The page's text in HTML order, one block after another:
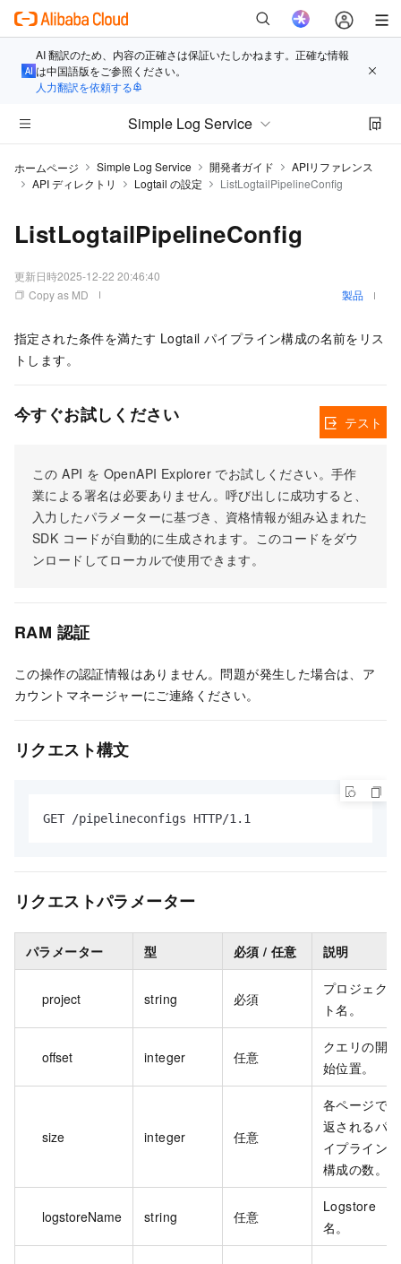
AI 翻訳のため、内容の正確さは保証いたしかねます。正確な情報
は中国語版をご参照ください。
人力翻訳を依頼する
Simple Log Service
ホームページ Simple Log Service 開発者ガイド
APIリファレンス
API ディレクトリ
Logtail の設定 ListLogtailPipelineConfig
ListLogtailPipelineConfig
更新日時2025-12-22 20:46:40
Copy as MD
製品
指定された条件を満たす Logtail パイプライン構成の名前をリス
トします。
今すぐお試しください
この API を OpenAPI Explorer でお試しください。手作
業による署名は必要ありません。呼び出しに成功すると、
入力したパラメーターに基づき、資格情報が組み込まれた
SDK コードが自動的に生成されます。このコードをダウ
ンロードしてローカルで使用できます。
テスト
RAM 認証
この操作の認証情報はありません。問題が発生した場合は、ア
カウントマネージャーにご連絡ください。
リクエスト構文
GET /pipelineconfigs HTTP/1.1
リクエストパラメーター
パラメーター 型 必須 / 任意 説明
project string 必須
プロジェク
ト名。
offset integer 任意
クエリの開
始位置。
size integer 任意
各ページで
返されるパ
イプライン
構成の数。
logstoreName string 任意
Logstore
名。